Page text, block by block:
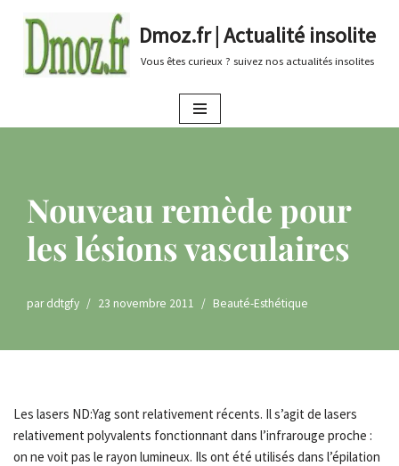
au
Dmoz.fr | Actualité insolite
Vous êtes curieux ? suivez nos actualités insolites
Nouveau remède pour
les lésions vasculaires
parddtgfy 23 novembre 2011 Beauté-Esthétique
Les lasers ND:Yag sont relativement récents. Il s’agit de lasers
relativement polyvalents fonctionnant dans l’infrarouge proche :
on ne voit pas le rayon lumineux. Ils ont été utilisés dans l’épilation